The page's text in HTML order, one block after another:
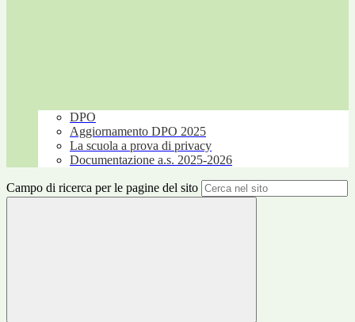
DPO
Aggiornamento DPO 2025
La scuola a prova di privacy
Documentazione a.s. 2025-2026
Campo di ricerca per le pagine del sito